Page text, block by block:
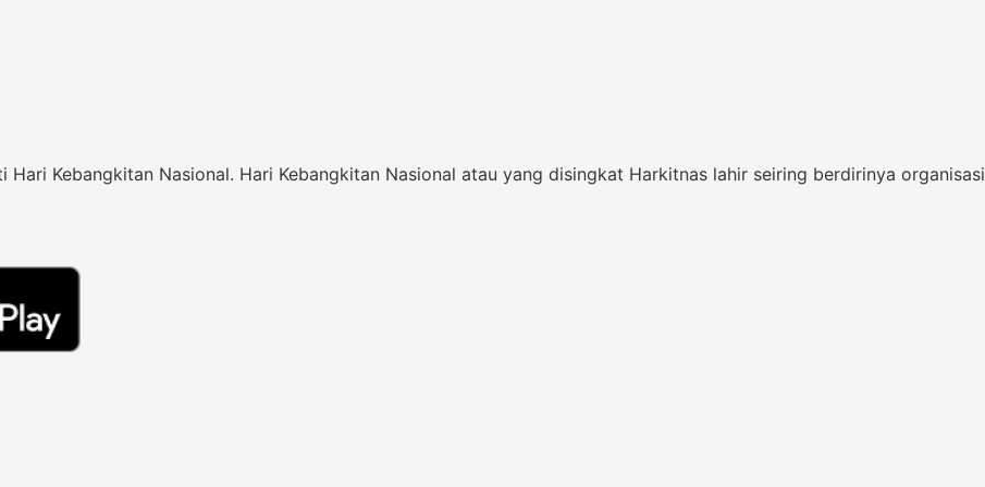
Kebangkitan Nasional. Hari Kebangkitan Nasional atau yang disingkat Harkitnas lahir seiring berdirinya organisasi